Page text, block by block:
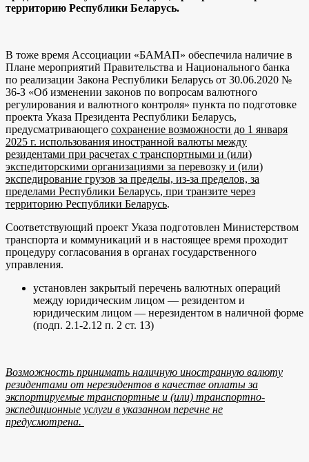
территорию Республики Беларусь.
В тоже время Ассоциации «БАМАП» обеспечила наличие в
Плане мероприятий Правительства и Национального банка
по реализации Закона Республики Беларусь от 30.06.2020 №
36-З «Об изменении законов по вопросам валютного
регулирования и валютного контроля» пункта по подготовке
проекта Указа Президента Республики Беларусь,
предусматривающего сохранение возможности до 1 января
2025 г. использования иностранной валюты между
резидентами при расчетах с транспортными и (или)
экспедиторскими организациями за перевозку и (или)
экспедирование грузов за пределы, из-за пределов, за
пределами Республики Беларусь, при транзите через
территорию Республики Беларусь.
Соответствующий проект Указа подготовлен Министерством
транспорта и коммуникаций и в настоящее время проходит
процедуру согласования в органах государственного
управления.
установлен закрытый перечень валютных операций
между юридическим лицом — резидентом и
юридическим лицом — нерезидентом в наличной форме
(подп. 2.1-2.12 п. 2 ст. 13)
Возможность принимать наличную иностранную валюту
резидентами от нерезидентов в качестве оплаты за
экспортируемые транспортные и (или) транспортно-
экспедиционные услуги в указанном перечне не
предусмотрена.